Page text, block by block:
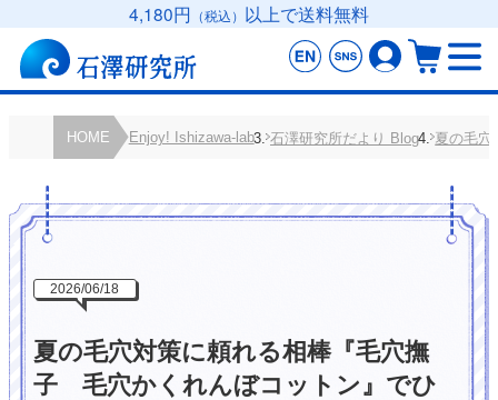
4,180円 （税込） 以上で送料無料
HOME Enjoy! Ishizawa-lab 石澤研究所だより Blog 夏の毛穴
2026/06/18
夏の毛穴対策に頼れる相棒『毛穴撫
子 毛穴かくれんぼコットン』でひ